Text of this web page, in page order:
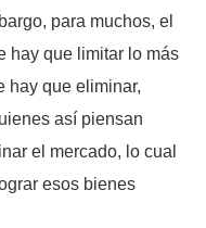
para muchos, el
hay que limitar lo más
hay que eliminar,
así piensan
el mercado, lo cual
esos bienes